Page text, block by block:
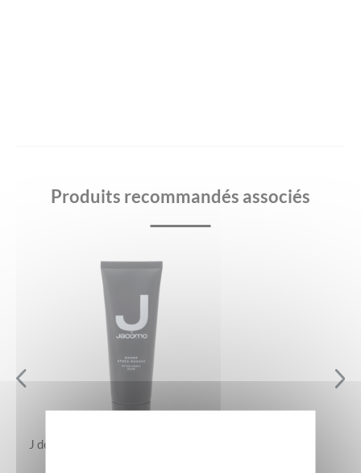
Produits recommandés associés
J de Jacomo – Le Baume Après-Rasage